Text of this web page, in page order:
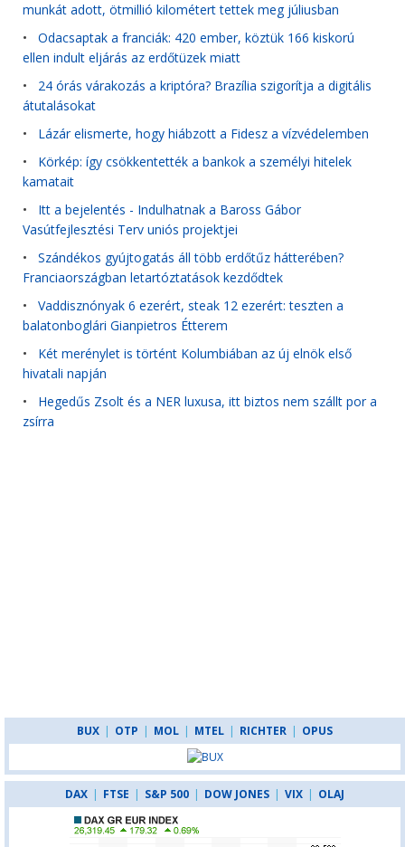
munkát adott, ötmillió kilométert tettek meg júliusban
• Odacsaptak a franciák: 420 ember, köztük 166 kiskorú
ellen indult eljárás az erdőtüzek miatt
• 24 órás várakozás a kriptóra? Brazília szigorítja a digitális
átutalásokat
• Lázár elismerte, hogy hiábzott a Fidesz a vízvédelemben
• Körkép: így csökkentették a bankok a személyi hitelek
kamatait
• Itt a bejelentés - Indulhatnak a Baross Gábor
Vasútfejlesztési Terv uniós projektjei
• Szándékos gyújtogatás áll több erdőtűz hátterében?
Franciaországban letartóztatások kezdődtek
• Vaddisznónyak 6 ezerért, steak 12 ezerért: teszten a
balatonboglári Gianpietros Étterem
• Két merénylet is történt Kolumbiában az új elnök első
hivatali napján
• Hegedűs Zsolt és a NER luxusa, itt biztos nem szállt por a
zsírra
BUX | OTP | MOL | MTEL | RICHTER | OPUS
DAX | FTSE | S&P 500 | DOW JONES | VIX | OLAJ